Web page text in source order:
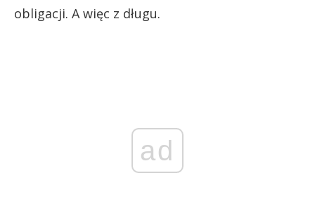
obligacji. A więc z długu.
ad